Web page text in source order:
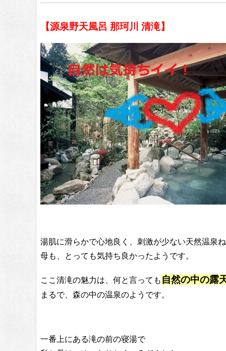
【源泉野天風呂 那珂川 清滝】
湯肌に滑らかで心地良く、刺激が少ない天然温泉
母も、とっても気持ち良かったようです。
ここ清滝の魅力は、何と言っても 自然の中の露
まるで、森の中の温泉のようです。
一番上にある滝の前の寝湯で